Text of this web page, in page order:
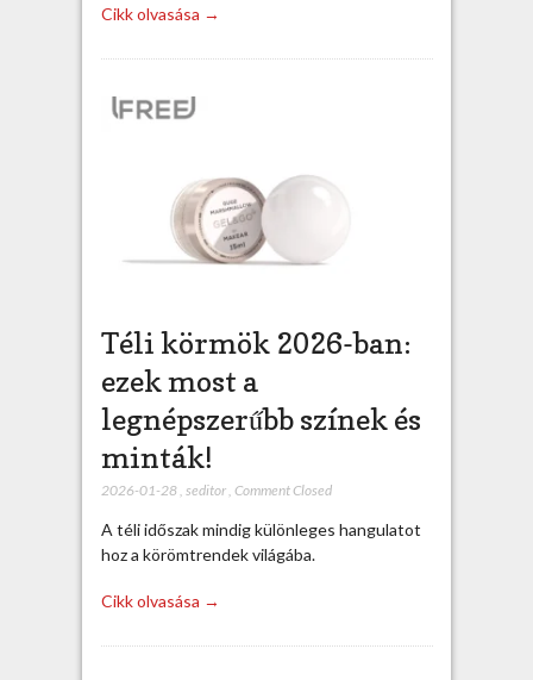
Cikk olvasása →
Téli körmök 2026-ban:
ezek most a
legnépszerűbb színek és
minták!
2026-01-28, seditor, Comment Closed
A téli időszak mindig különleges hangulatot
hoz a körömtrendek világába.
Cikk olvasása →